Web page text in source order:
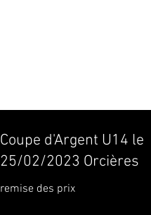
[ALPIN]
faut
Coupe d'Argent U14 le
25/02/2023 Orcières
remise des prix